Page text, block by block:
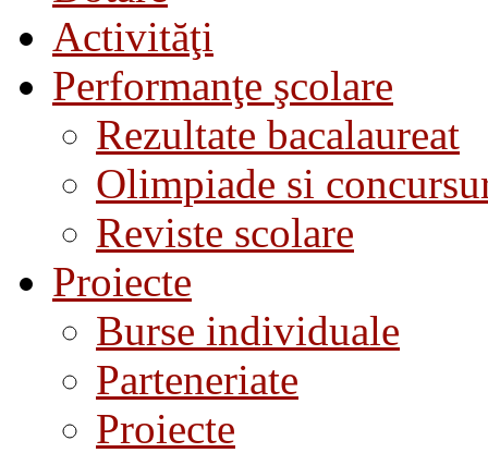
Activităţi
Performanţe şcolare
Rezultate bacalaureat
Olimpiade si
Reviste scolare
Proiecte
Burse individuale
Parteneriate
Proiecte